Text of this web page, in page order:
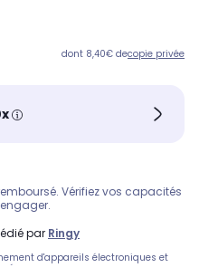
dont 8,40€ decopie privée
Vérifiez vos capacités
par Ringy
d'appareils électroniques et